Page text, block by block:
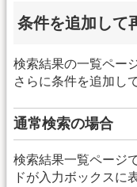
条件を追加して
検索結果の一覧ペー
さらに条件を追加し
通常検索の場合
検索結果一覧ページ
ドが入力ボックスに